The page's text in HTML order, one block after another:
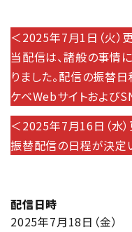
＜2025年7月1日（火）
当配信は、諸般の事情
りました。配信の振替
ケベWebサイトおよび
＜2025年7月16日（水
振替配信の日程が決定
配信日時
2025年7月18日（金）